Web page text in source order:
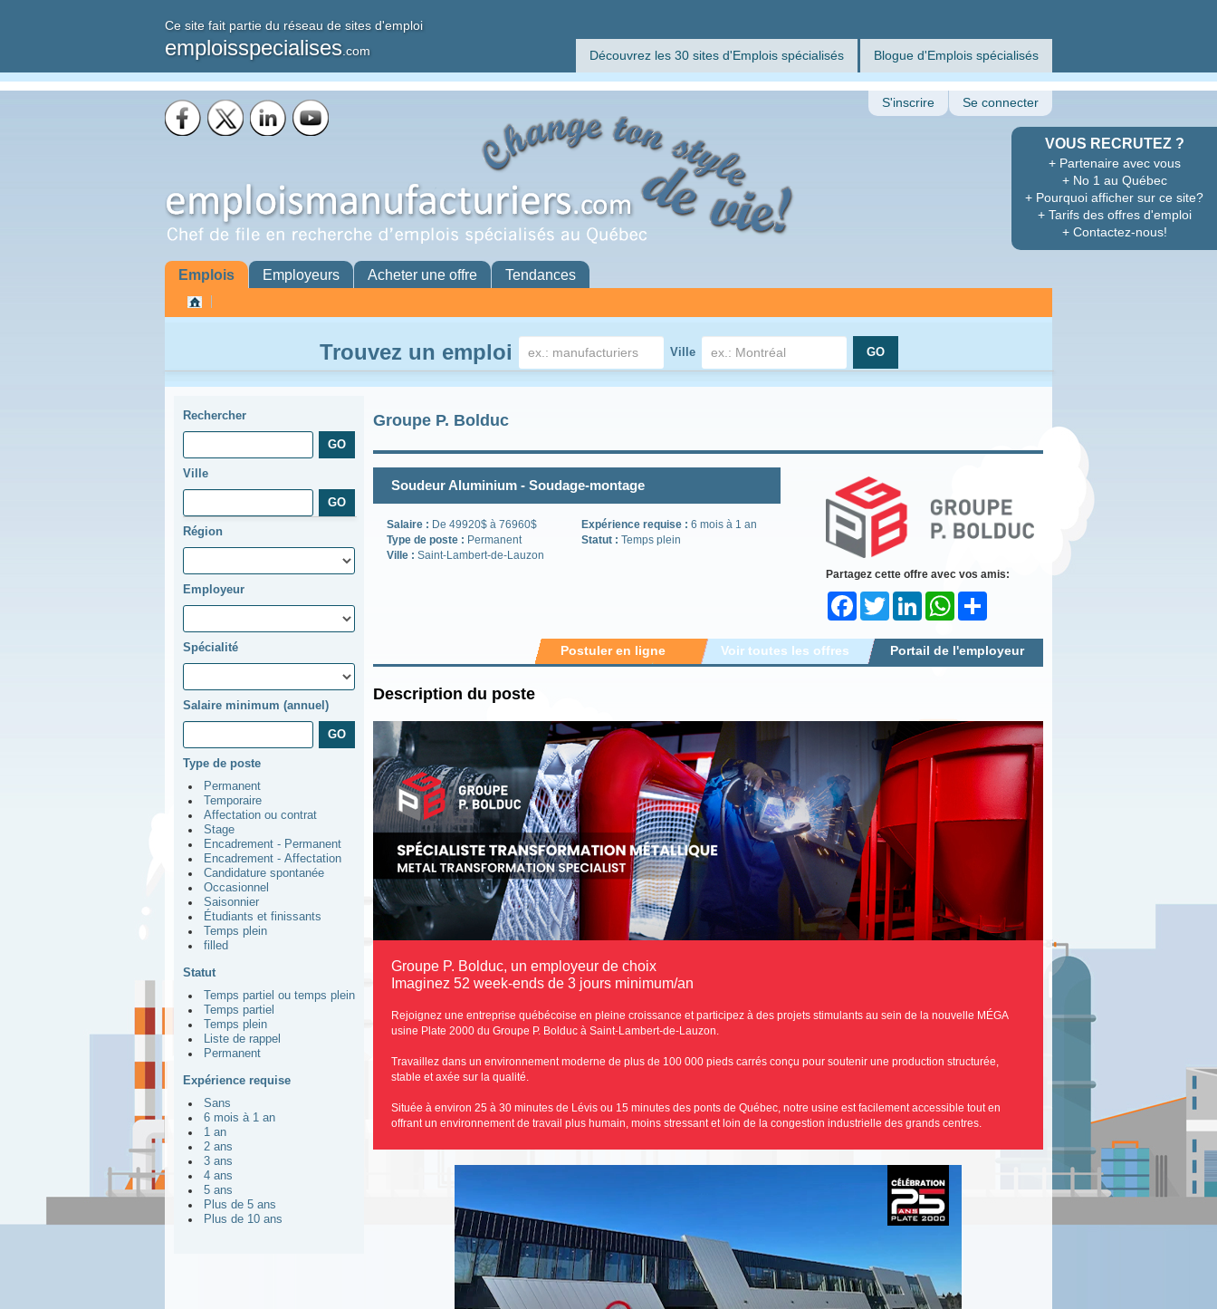
Ce site fait partie du réseau de sites d'emploi
emploisspecialises .com Découvrez les 30 sites d'Emplois spécialisés Blogue d'Emplois spécialisés
VOUS RECRUTEZ ?
+ Partenaire avec vous
+ No 1 au Québec
+ Pourquoi afficher sur ce site?
+ Tarifs des offres d'emploi
+ Contactez-nous!
S'inscrire Se connecter
Emplois Employeurs Acheter une offre Tendances
Trouvez un emploi Ville
Rechercher
Ville
Région
Employeur
Spécialité
Salaire minimum (annuel)
Type de poste
Permanent
Temporaire
Affectation ou contrat
Stage
Encadrement - Permanent
Encadrement - Affectation
Candidature spontanée
Occasionnel
Saisonnier
Étudiants et finissants
Temps plein
filled
Statut
Temps partiel ou temps plein
Temps partiel
Temps plein
Liste de rappel
Permanent
Expérience requise
Sans
6 mois à 1 an
1 an
2 ans
3 ans
4 ans
5 ans
Plus de 5 ans
Plus de 10 ans
Groupe P. Bolduc
Soudeur Aluminium - Soudage-montage
Salaire : De 49920$ à 76960$
Type de poste : Permanent
Ville : Saint-Lambert-de-Lauzon
Expérience requise : 6 mois à 1 an
Statut : Temps plein
Partagez cette offre avec vos amis:
FacebookTwitter LinkedInWhatsApp
Portail de l'employeur
Voir toutes les offres
Postuler en ligne
Description du poste
Groupe P. Bolduc, un employeur de choix
Imaginez 52 week-ends de 3 jours minimum/an
Rejoignez une entreprise québécoise en pleine croissance et participez à des projets stimulants au sein de la nouvelle MÉGA
usine Plate 2000 du Groupe P. Bolduc à Saint-Lambert-de-Lauzon.
Travaillez dans un environnement moderne de plus de 100 000 pieds carrés conçu pour soutenir une production structurée,
stable et axée sur la qualité.
Située à environ 25 à 30 minutes de Lévis ou 15 minutes des ponts de Québec, notre usine est facilement accessible tout en
offrant un environnement de travail plus humain, moins stressant et loin de la congestion industrielle des grands centres.